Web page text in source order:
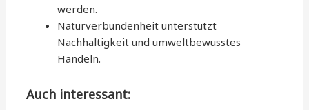
werden.
Naturverbundenheit unterstützt
Nachhaltigkeit und umweltbewusstes
Handeln.
Auch interessant: